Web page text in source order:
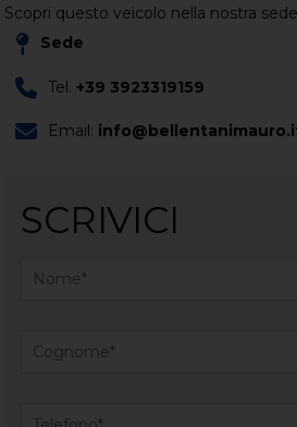
Scopri questo veicolo nella nostra
Sede
Tel.+39 3923319159
Email:
SCRIVICI